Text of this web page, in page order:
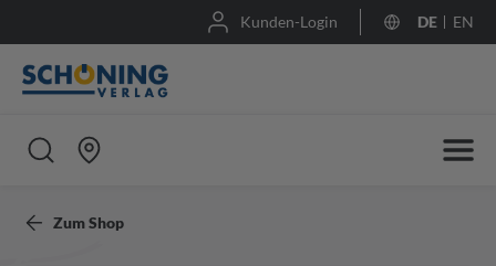
Kunden-Login DE EN
Zum Shop